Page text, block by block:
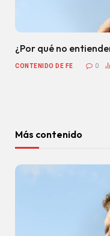
¿Por qué no
CONTENIDO DE FE 0
Más contenido